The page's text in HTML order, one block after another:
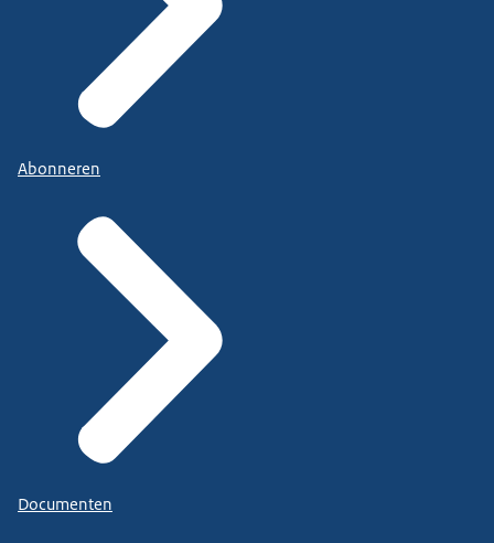
Abonneren
Documenten